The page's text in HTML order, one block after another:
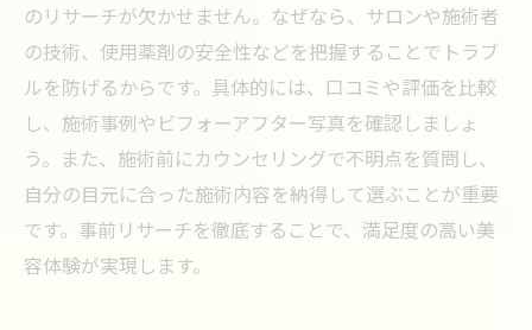
のリサーチが欠かせません。なぜなら、サロンや施術者
の技術、使用薬剤の安全性などを把握することでトラブ
ルを防げるからです。具体的には、口コミや評価を比較
し、施術事例やビフォーアフター写真を確認しましょ
う。また、施術前にカウンセリングで不明点を質問し、
自分の目元に合った施術内容を納得して選ぶことが重要
です。事前リサーチを徹底することで、満足度の高い美
容体験が実現します。